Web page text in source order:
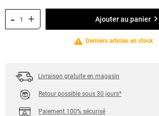
- + Ajouter au panier
Derniers articles en stock
Livraison gratuite en magasin
Retour possible sous 30 jours*
Paiement 100% sécurisé